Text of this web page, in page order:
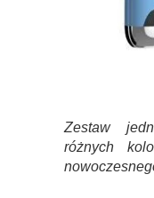
Zestaw
różnych